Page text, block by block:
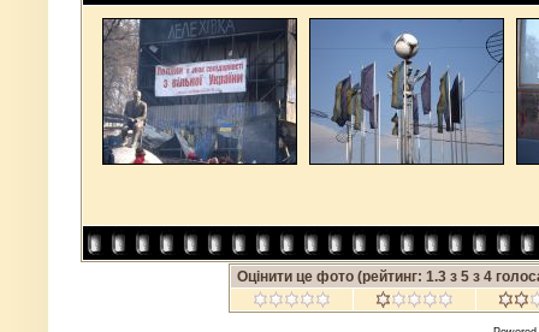
Оцінити це фото (рейтинг: 1.3 з 5 з 4